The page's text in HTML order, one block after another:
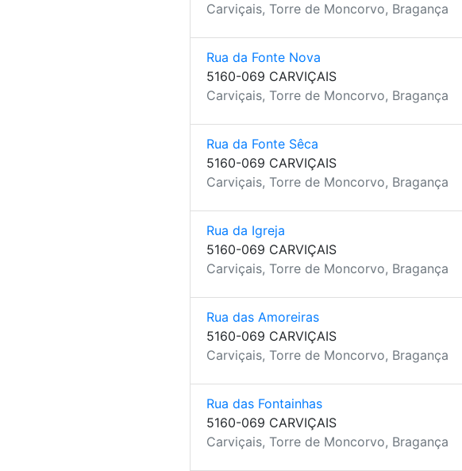
Carviçais, Torre de Moncorvo, Bragança
Rua da Fonte Nova
5160-069 CARVIÇAIS
Carviçais, Torre de Moncorvo, Bragança
Rua da Fonte Sêca
5160-069 CARVIÇAIS
Carviçais, Torre de Moncorvo, Bragança
Rua da Igreja
5160-069 CARVIÇAIS
Carviçais, Torre de Moncorvo, Bragança
Rua das Amoreiras
5160-069 CARVIÇAIS
Carviçais, Torre de Moncorvo, Bragança
Rua das Fontainhas
5160-069 CARVIÇAIS
Carviçais, Torre de Moncorvo, Bragança